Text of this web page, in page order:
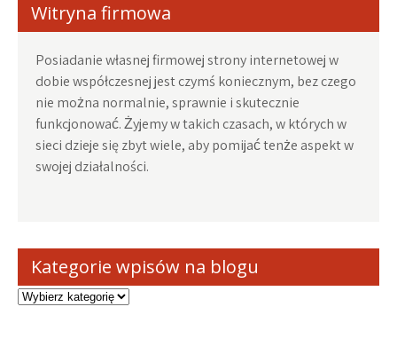
Witryna firmowa
Posiadanie własnej firmowej strony internetowej w
dobie współczesnej jest czymś koniecznym, bez czego
nie można normalnie, sprawnie i skutecznie
funkcjonować. Żyjemy w takich czasach, w których w
sieci dzieje się zbyt wiele, aby pomijać tenże aspekt w
swojej działalności.
Kategorie wpisów na blogu
Kategorie